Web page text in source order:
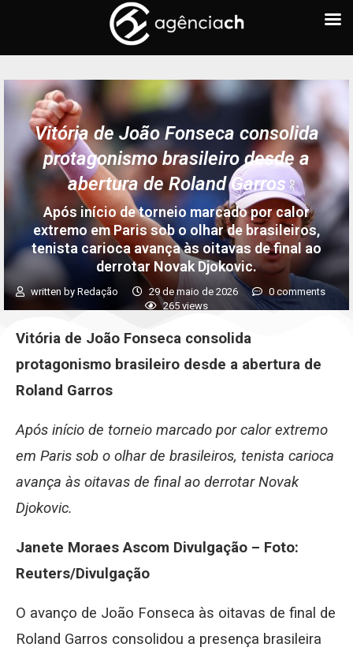
Vitória de João Fonseca consolida
protagonismo brasileiro desde a
abertura de Roland Garros
Após início de torneio marcado por calor
extremo em Paris sob o olhar de brasileiros,
tenista carioca avança às oitavas de final ao
derrotar Novak Djokovic.
written by Redação 29 de maio de 2026
0 comments
265 views
Vitória de João Fonseca consolida
protagonismo brasileiro desde a abertura de
Roland Garros
Após início de torneio marcado por calor extremo
em Paris sob o olhar de brasileiros, tenista carioca
avança às oitavas de final ao derrotar Novak
Djokovic.
Janete Moraes Ascom Divulgação – Foto:
Reuters/Divulgação
O avanço de João Fonseca às oitavas de final de
Roland Garros consolidou a presença brasileira